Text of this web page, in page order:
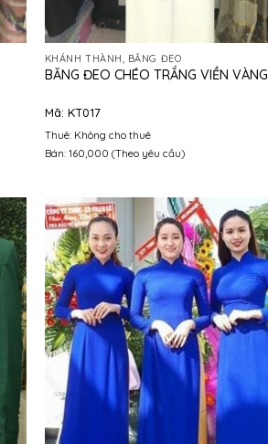
KHÁNH THÀNH, BĂNG ĐEO
BĂNG ĐEO CHÉO TRẮNG VIỀN VÀNG
Mã: KT017
Thuê: Không cho thuê
Bán: 160,000 (Theo yêu cầu)